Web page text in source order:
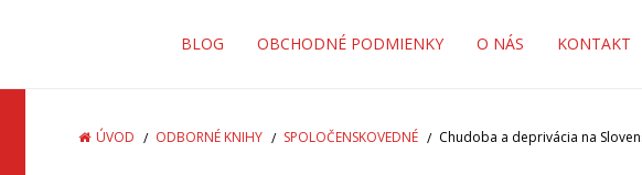
BLOG OBCHODNÉ PODMIENKY O NÁS KONTAKT
ÚVOD ODBORNÉ KNIHY SPOLOČENSKOVEDNÉ Chudoba a deprivácia na